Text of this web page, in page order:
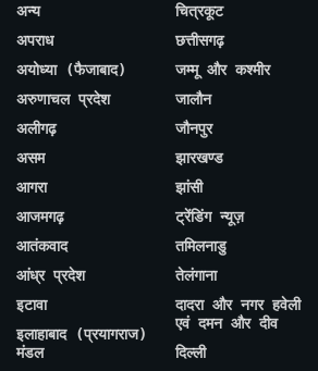
अन्य
अपराध
अयोध्या (फैजाबाद)
अरुणाचल प्रदेश
अलीगढ़
असम
आगरा
आजमगढ़
आतंकवाद
आंध्र प्रदेश
इटावा
इलाहाबाद (प्रयागराज)
मंडल
चित्रकूट
छत्तीसगढ़
जम्मू और कश्मीर
जालौन
जौनपुर
झारखण्ड
झांसी
ट्रेंडिंग न्यूज़
तमिलनाडु
तेलंगाना
दादरा और नगर हवेली
एवं दमन और दीव
दिल्ली